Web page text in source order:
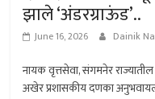
झाले ‘अंडरग्राऊंड’..
June 16, 2026 Dainik
नायक वृत्तसेवा, संगमनेर
अखेर प्रशासकीय दणका